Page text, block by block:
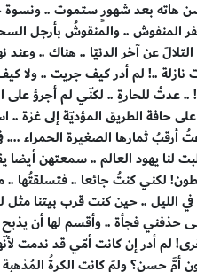
هاته بعد شهورٍ ستموت ..
المنفوش .. والمنقوشُ بأرجل
عن آخر الدنيّا .. هناك .. وعند
نازلة ..! لم أدر كيف جريت .. ولا
عدتُ للحارةِ .. لكنّي لم أجرؤ على
حافة الطريق المؤديّة إلى غزة ..
أرقبُ ثمارها الصغيرة الحمراء
يهود العالم .. سمعتهن أيضا
لكني كنتُ جائعا .. فتسلقتُها ..
الليل .. حين كنت قرب بيتنا
حذفني فجأة .. وأقسم لها أن
لم أدر إن كانت أمّي قد ندمت
حسن؟ ولمَ كانت الكرةُ المُذهبة